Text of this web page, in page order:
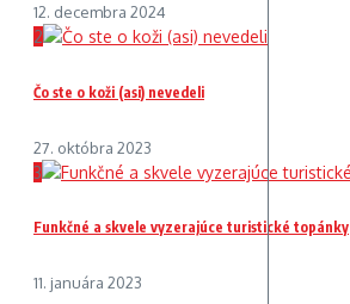
12. decembra 2024
2
Čo ste o koži (asi) nevedeli
27. októbra 2023
3
Funkčné a skvele vyzerajúce turistické topánky
11. januára 2023